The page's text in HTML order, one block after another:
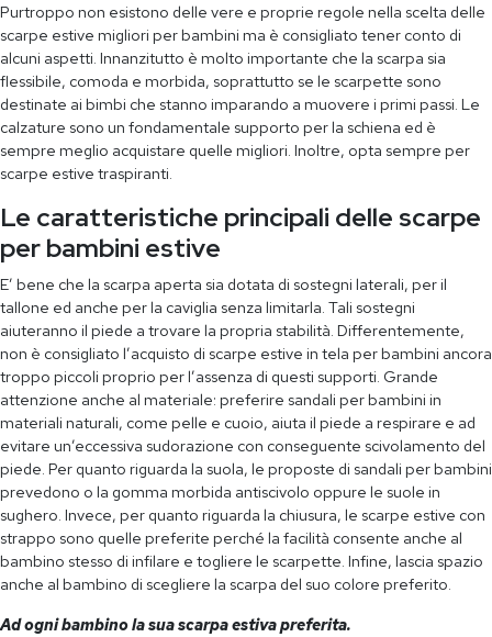
Purtroppo non esistono delle vere e proprie regole nella scelta delle
scarpe estive migliori per bambini ma è consigliato tener conto di
alcuni aspetti. Innanzitutto è molto importante che la scarpa sia
flessibile, comoda e morbida, soprattutto se le scarpette sono
destinate ai bimbi che stanno imparando a muovere i primi passi. Le
calzature sono un fondamentale supporto per la schiena ed è
sempre meglio acquistare quelle migliori. Inoltre, opta sempre per
scarpe estive traspiranti.
Le caratteristiche principali delle scarpe
per bambini estive
E’ bene che la scarpa aperta sia dotata di sostegni laterali, per il
tallone ed anche per la caviglia senza limitarla. Tali sostegni
aiuteranno il piede a trovare la propria stabilità. Differentemente,
non è consigliato l’acquisto di scarpe estive in tela per bambini ancora
troppo piccoli proprio per l’assenza di questi supporti. Grande
attenzione anche al materiale: preferire sandali per bambini in
materiali naturali, come pelle e cuoio, aiuta il piede a respirare e ad
evitare un’eccessiva sudorazione con conseguente scivolamento del
piede. Per quanto riguarda la suola, le proposte di sandali per bambini
prevedono o la gomma morbida antiscivolo oppure le suole in
sughero. Invece, per quanto riguarda la chiusura, le scarpe estive con
strappo sono quelle preferite perché la facilità consente anche al
bambino stesso di infilare e togliere le scarpette. Infine, lascia spazio
anche al bambino di scegliere la scarpa del suo colore preferito.
Ad ogni bambino la sua scarpa estiva preferita.